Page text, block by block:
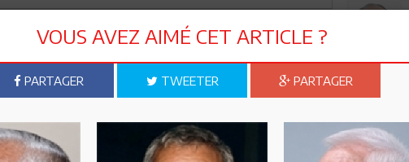
VOUS AVEZ AIMÉ CET ARTICLE ?
PARTAGER TWEETER PARTAGER